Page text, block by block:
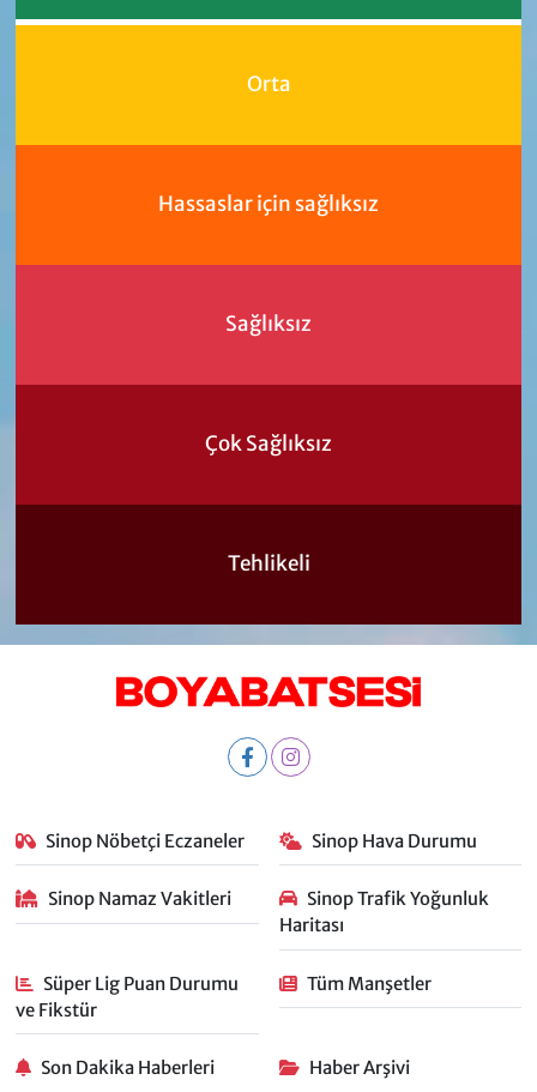
Orta
Hassaslar için sağlıksız
Sağlıksız
Çok Sağlıksız
Tehlikeli
Sinop Nöbetçi Eczaneler Sinop Hava Durumu
Sinop Namaz Vakitleri
Sinop Trafik Yoğunluk
Haritası
Süper Lig Puan Durumu
ve Fikstür
Tüm Manşetler
Son Dakika Haberleri Haber Arşivi